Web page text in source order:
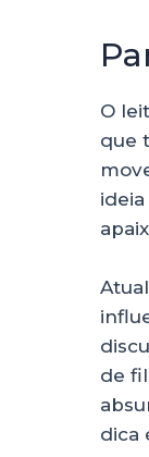
O
que
de
dica